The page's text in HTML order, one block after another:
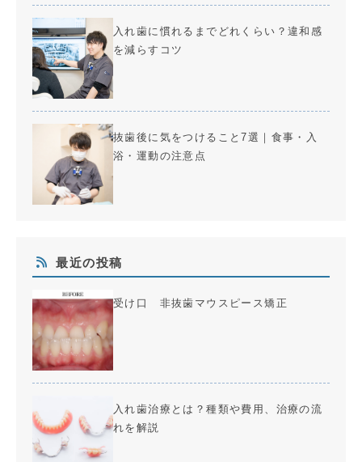
入れ歯に慣れるまでどれくらい？違和感
を減らすコツ
抜歯後に気をつけること7選｜食事・入
浴・運動の注意点
最近の投稿
受け口 非抜歯マウスピース矯正
入れ歯治療とは？種類や費用、治療の流
れを解説